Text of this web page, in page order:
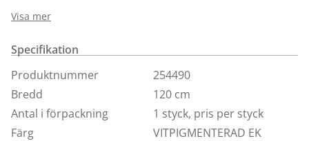
cm. I samma serie ingår även soffbord, vitrinskåp,
sideboard och andra modeller på matbord. Se mer i
våra butiker.
Visa mer
Specifikation
Produktnummer
254490
Bredd
120 cm
Antal i förpackning
1 styck, pris per styck
Färg
VITPIGMENTERAD EK